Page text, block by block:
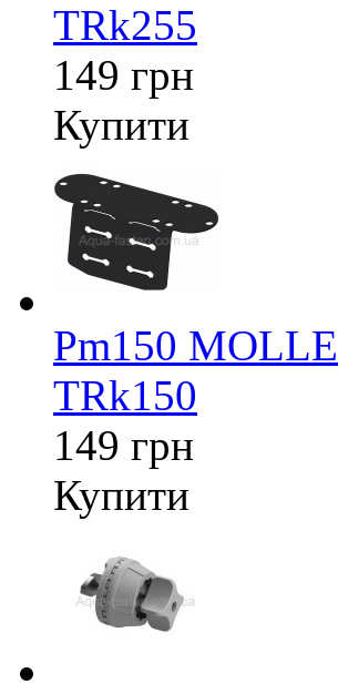
TRk255
149 грн
Купити
Pm150
TRk150
149 грн
Купити